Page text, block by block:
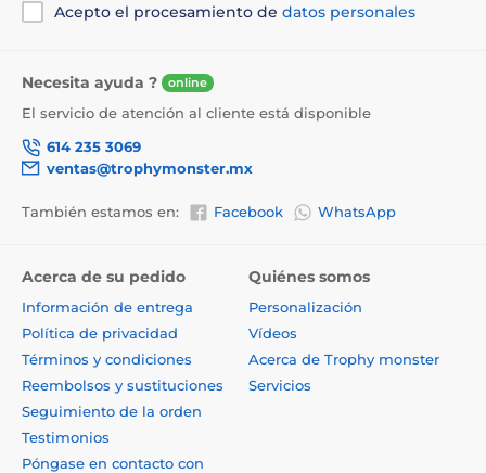
Acepto el procesamiento de datos personales
Necesita ayuda ? online
El servicio de atención al cliente está disponible
614 235 3069
ventas@trophymonster.mx
También estamos en: Facebook WhatsApp
Acerca de su pedido
Información de entrega
Política de privacidad
Términos y condiciones
Reembolsos y sustituciones
Seguimiento de la orden
Testimonios
Póngase en contacto con
Quiénes somos
Personalización
Vídeos
Acerca de Trophy monster
Servicios